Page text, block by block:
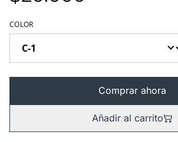
COLOR
Comprar ahora
Añadir al carrito